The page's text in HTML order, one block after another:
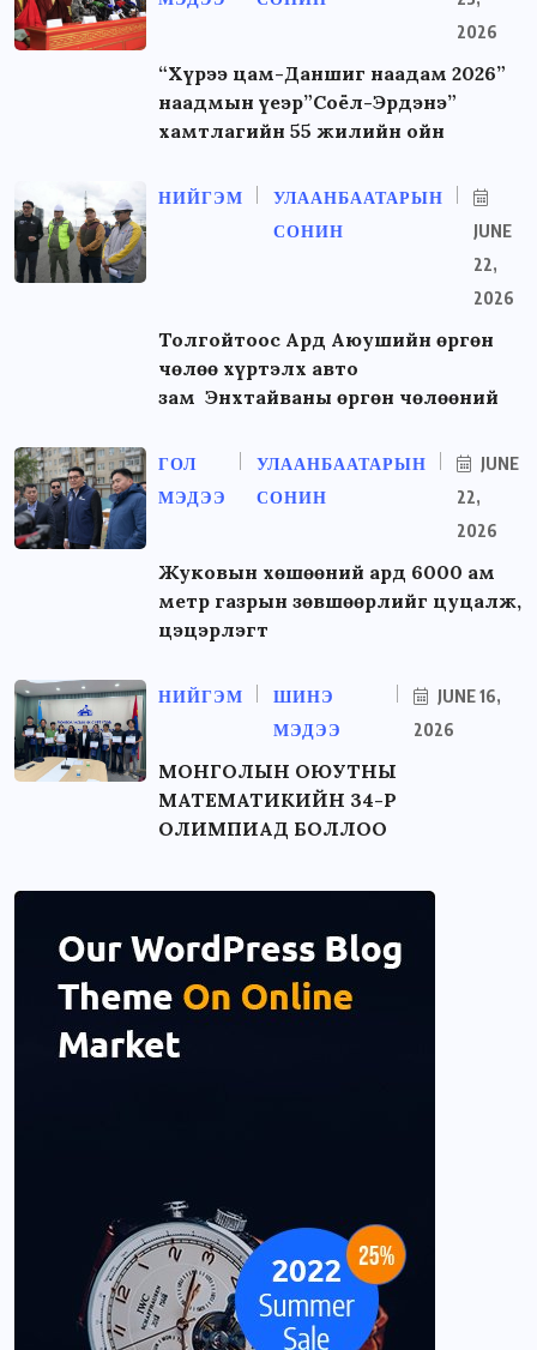
2026
“Хүрээ цам-Даншиг наадам 2026”
наадмын үеэр”Соёл-Эрдэнэ”
хамтлагийн 55 жилийн ойн
НИЙГЭМ
УЛААНБААТАРЫН
СОНИН
JUNE
22,
2026
Толгойтоос Ард Аюушийн өргөн
чөлөө хүртэлх авто
зам Энхтайваны өргөн чөлөөний
ГОЛ
МЭДЭЭ
УЛААНБААТАРЫН
СОНИН
JUNE
22,
2026
Жуковын хөшөөний ард 6000 ам
метр газрын зөвшөөрлийг цуцалж,
цэцэрлэгт
НИЙГЭМ
ШИНЭ
МЭДЭЭ
JUNE 16,
2026
МОНГОЛЫН ОЮУТНЫ
МАТЕМАТИКИЙН 34-Р
ОЛИМПИАД БОЛЛОО